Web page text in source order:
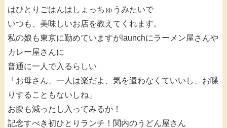
はひとりごはんはしょっちゅうみたいで
いつも、美味しいお店を教えてくれます。
私の娘も東京に勤めていますがlaunchにラーメン屋さんや
カレー屋さんに
普通に一人で入るらしい
「お母さん、一人は楽だよ、気を遣わなくていいし、お喋
りすることもないしね」
お腹も減ったし入ってみるか！
記念すべき初ひとりランチ！関内のうどん屋さん